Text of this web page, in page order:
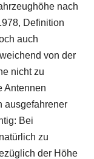
nach
Definition
auch
von der
nicht zu
Antennen
ausgefahrener
Bei
zu
der Höhe